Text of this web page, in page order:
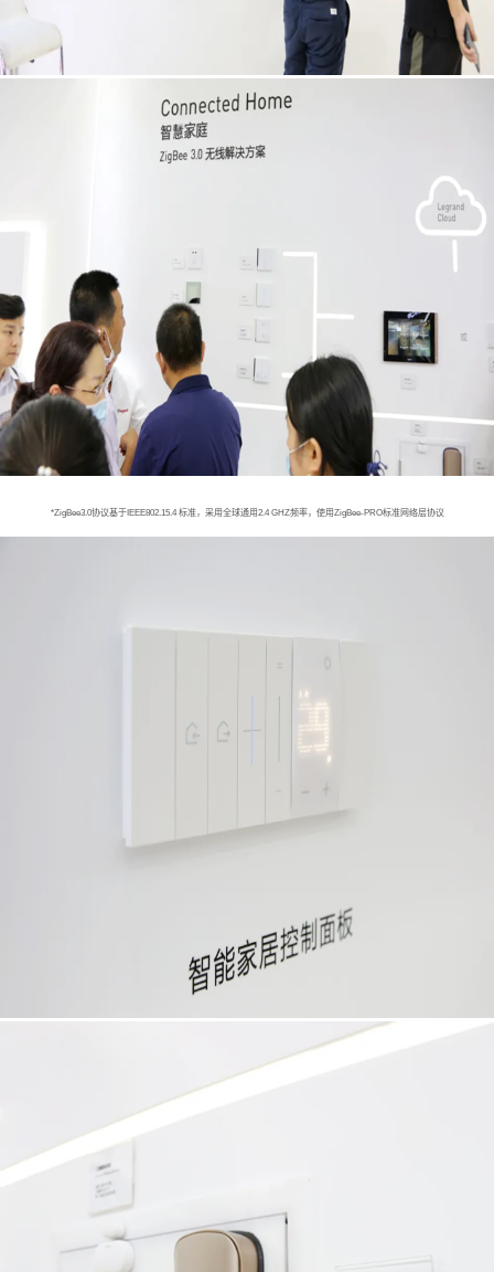
*ZigBee3.0协议基于IEEE802.15.4 标准，采用全球通用2.4 GHZ频率，使用ZigBee-PRO标准网络层协议